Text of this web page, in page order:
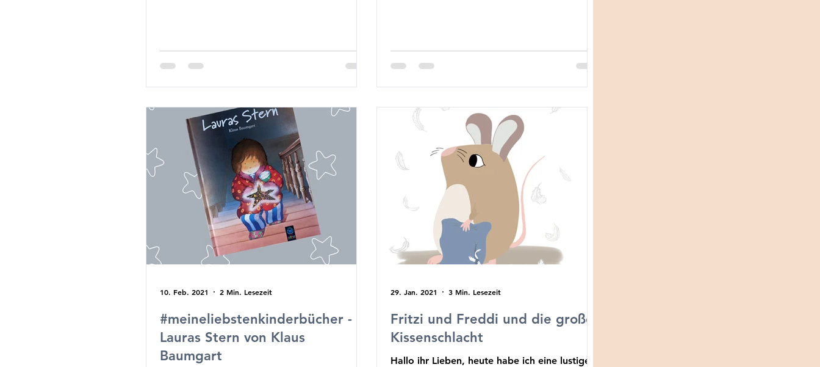
#meineliebstenkinderbücher -
Lauras Stern von Klaus
Baumgart
10. Feb. 2021 2 Min. Lesezeit
Fritzi und Freddi und die große
Kissenschlacht
Hallo ihr Lieben, heute habe ich eine lustige
29. Jan. 2021 3 Min. Lesezeit